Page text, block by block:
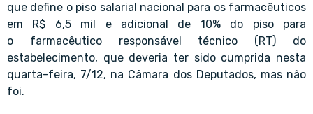
que define o piso salarial nacional para os farmacêuticos
em R$ 6,5 mil e adicional de 10% do piso para
o farmacêuticoresponsável técnico (RT) do
estabelecimento, que deveria ter sido cumprida nesta
quarta-feira, 7/12, na Câmara dos Deputados, mas não
foi.